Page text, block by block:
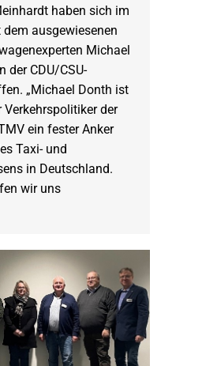
haben sich im
ausgewiesenen
Michael
der CDU/CSU-
„Michael Donth ist
Verkehrspolitiker der
ein fester Anker
Taxi- und
in Deutschland.
wir uns